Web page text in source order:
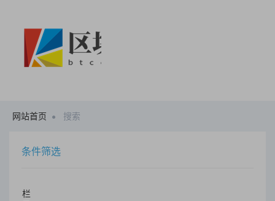
网站首页 搜索
条件筛选
栏